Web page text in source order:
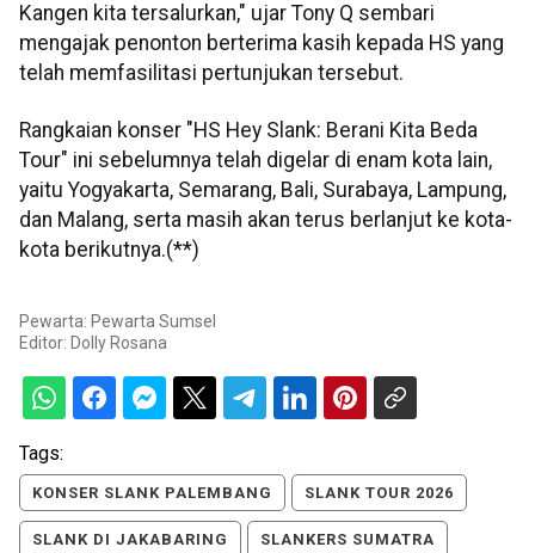
Kangen kita tersalurkan," ujar Tony Q sembari
mengajak penonton berterima kasih kepada HS yang
telah memfasilitasi pertunjukan tersebut.
Rangkaian konser "HS Hey Slank: Berani Kita Beda
Tour" ini sebelumnya telah digelar di enam kota lain,
yaitu Yogyakarta, Semarang, Bali, Surabaya, Lampung,
dan Malang, serta masih akan terus berlanjut ke kota-
kota berikutnya.(**)
Pewarta: Pewarta Sumsel
Editor: Dolly Rosana
Tags:
KONSER SLANK PALEMBANG SLANK TOUR 2026
SLANK DI JAKABARING SLANKERS SUMATRA